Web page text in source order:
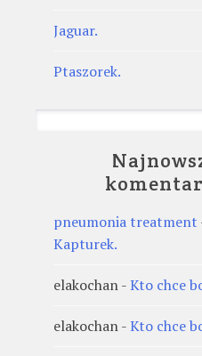
Jaguar.
Ptaszorek.
pneumonia treatment
Kapturek.
elakochan-Kto chce
elakochan-Kto chce